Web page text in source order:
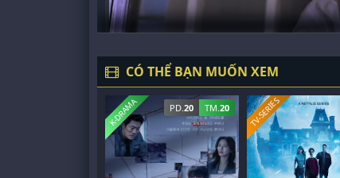
CÓ THỂ BẠN MUỐN XEM
PD. 20 TM. 20
K-DRAMA TV-SERIES